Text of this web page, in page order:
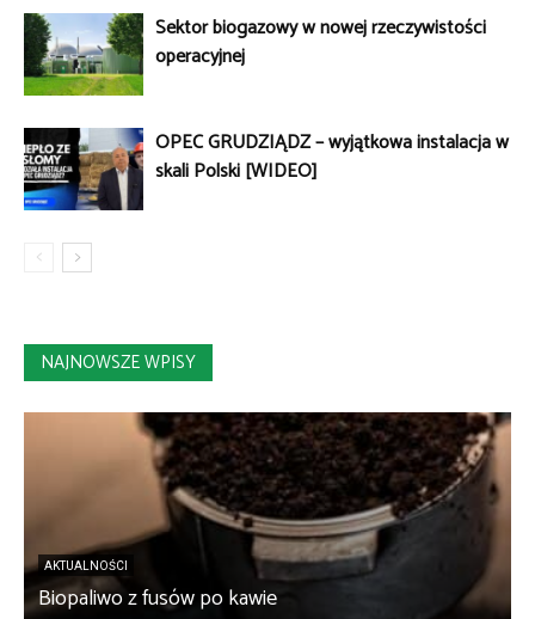
Sektor biogazowy w nowej rzeczywistości
operacyjnej
OPEC GRUDZIĄDZ – wyjątkowa instalacja w
skali Polski [WIDEO]
NAJNOWSZE WPISY
AKTUALNOŚCI
Biopaliwo z fusów po kawie